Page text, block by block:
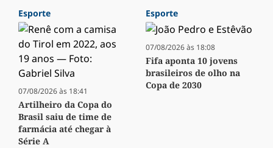
Esporte
07/08/2026 às 18:41
Artilheiro da Copa do
Brasil saiu de time de
farmácia até chegar à
Série A
Esporte
07/08/2026 às 18:08
Fifa aponta 10 jovens
brasileiros de olho na
Copa de 2030